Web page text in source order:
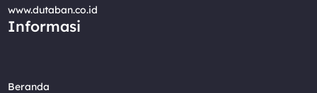
www.dutaban.co.id
Informasi
Beranda